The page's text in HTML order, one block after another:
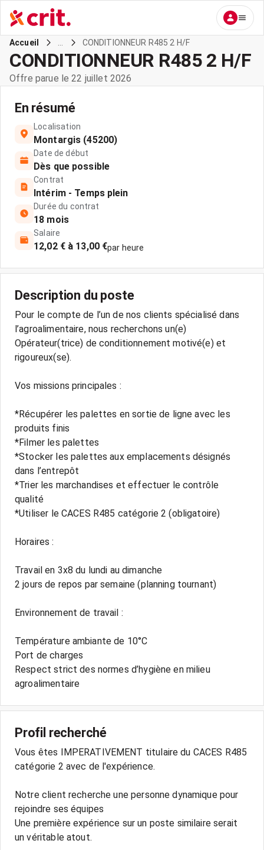
Accueil CONDITIONNEUR R485 2 H/F
CONDITIONNEUR R485 2 H/F
Offre parue le 22 juillet 2026
En résumé
Localisation
Montargis (45200)
Date de début
Dès que possible
Contrat
Intérim - Temps plein
Durée du contrat
18 mois
Salaire
12,02 € à 13,00 €par heure
Description du poste
Pour le compte de l’un de nos clients spécialisé dans
l’agroalimentaire, nous recherchons un(e)
Opérateur(trice) de conditionnement motivé(e) et
rigoureux(se).
Vos missions principales :
*Récupérer les palettes en sortie de ligne avec les
produits finis
*Filmer les palettes
*Stocker les palettes aux emplacements désignés
dans l’entrepôt
*Trier les marchandises et effectuer le contrôle
qualité
*Utiliser le CACES R485 catégorie 2 (obligatoire)
Horaires :
Travail en 3x8 du lundi au dimanche
2 jours de repos par semaine (planning tournant)
Environnement de travail :
Température ambiante de 10°C
Port de charges
Respect strict des normes d’hygiène en milieu
Profil recherché
Vous êtes IMPERATIVEMENT titulaire du CACES R485
catégorie 2 avec de l'expérience.
Notre client recherche une personne dynamique pour
rejoindre ses équipes
Une première expérience sur un poste similaire serait
un véritable atout.